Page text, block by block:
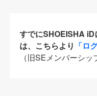
すでにSHOEISHA
は、こちらより 「ロ
（旧SEメンバーシッ